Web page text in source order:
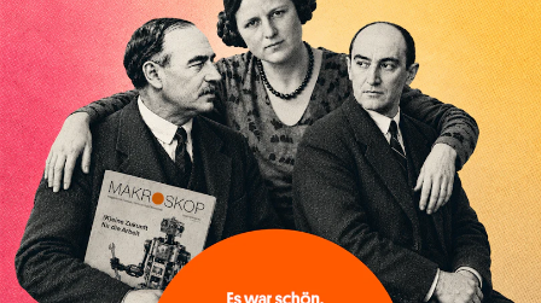
das große Ganze. Wir
haben einen Blick auf
Geld, Wirtschaft und
Politik, den Sie so
woanders nicht finden.
Dabei leben wir von
unseren Autoren, ihren
Recherchen, ihrem Wissen
und ihrem Enthusiasmus.
Gemeinsam scheren wir
Debattenräume.
Brauchen Sie auch frische
Luft? Dann folgen Sie
einfach dem Button.
ABONNIEREN SIE
MAKROSKOP
Schon Abonnent? Dann